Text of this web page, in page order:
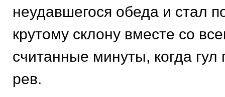
неудавшегося обеда и стал
крутому склону вместе со
считанные минуты, когда гул
рев.